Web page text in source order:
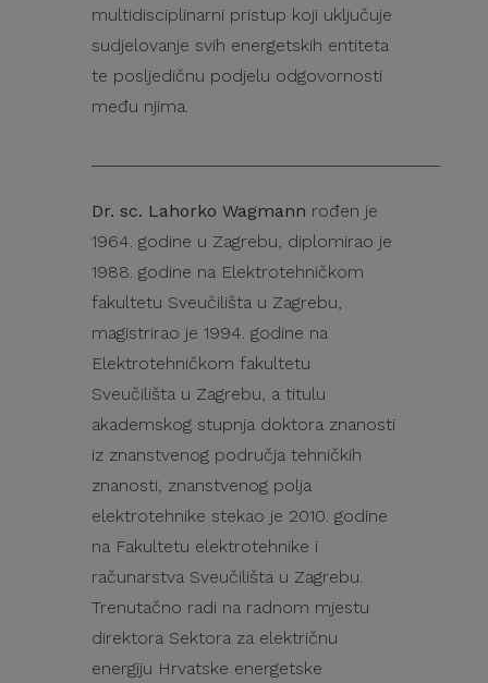
multidisciplinarni pristup koji uključuje
sudjelovanje svih energetskih entiteta
te posljedičnu podjelu odgovornosti
među njima.
Dr. sc. Lahorko Wagmann rođen je
1964. godine u Zagrebu, diplomirao je
1988. godine na Elektrotehničkom
fakultetu Sveučilišta u Zagrebu,
magistrirao je 1994. godine na
Elektrotehničkom fakultetu
Sveučilišta u Zagrebu, a titulu
akademskog stupnja doktora znanosti
iz znanstvenog područja tehničkih
znanosti, znanstvenog polja
elektrotehnike stekao je 2010. godine
na Fakultetu elektrotehnike i
računarstva Sveučilišta u Zagrebu.
Trenutačno radi na radnom mjestu
direktora Sektora za električnu
energiju Hrvatske energetske